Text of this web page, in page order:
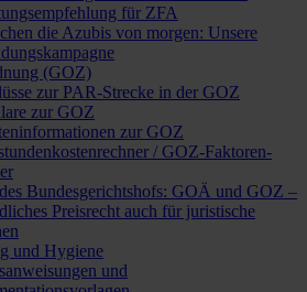
für ZFA
die Azubis von morgen: Unsere
(GOZ)
zur PAR-Strecke in der GOZ
zur GOZ
zur GOZ
/ GOZ-Faktoren-
Bundesgerichtshofs: GOÄ und GOZ –
Preisrecht auch für juristische
und Hygiene
und